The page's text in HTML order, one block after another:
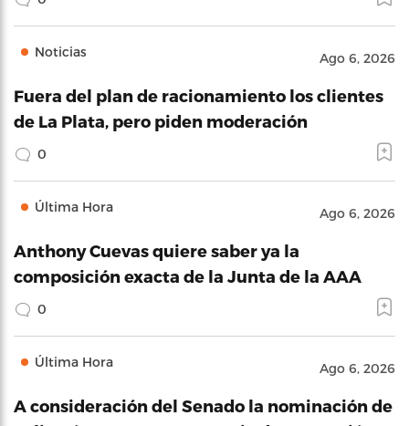
Noticias Ago 6, 2026
Fuera del plan de racionamiento los clientes
de La Plata, pero piden moderación
0
Última Hora Ago 6, 2026
Anthony Cuevas quiere saber ya la
composición exacta de la Junta de la AAA
0
Última Hora Ago 6, 2026
A consideración del Senado la nominación de